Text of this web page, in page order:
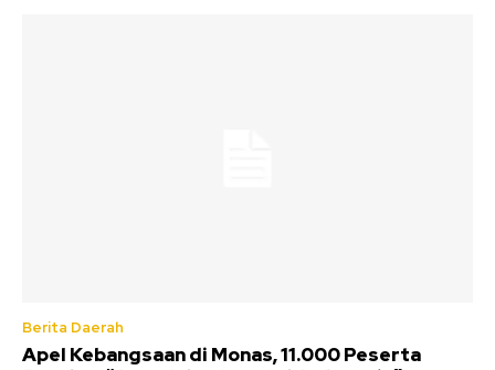
Berita Daerah
Apel Kebangsaan di Monas, 11.000 Peserta